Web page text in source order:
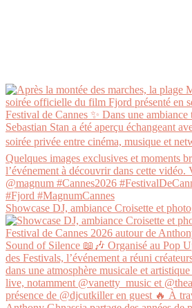
Showcase DJ, ambiance Croisette et